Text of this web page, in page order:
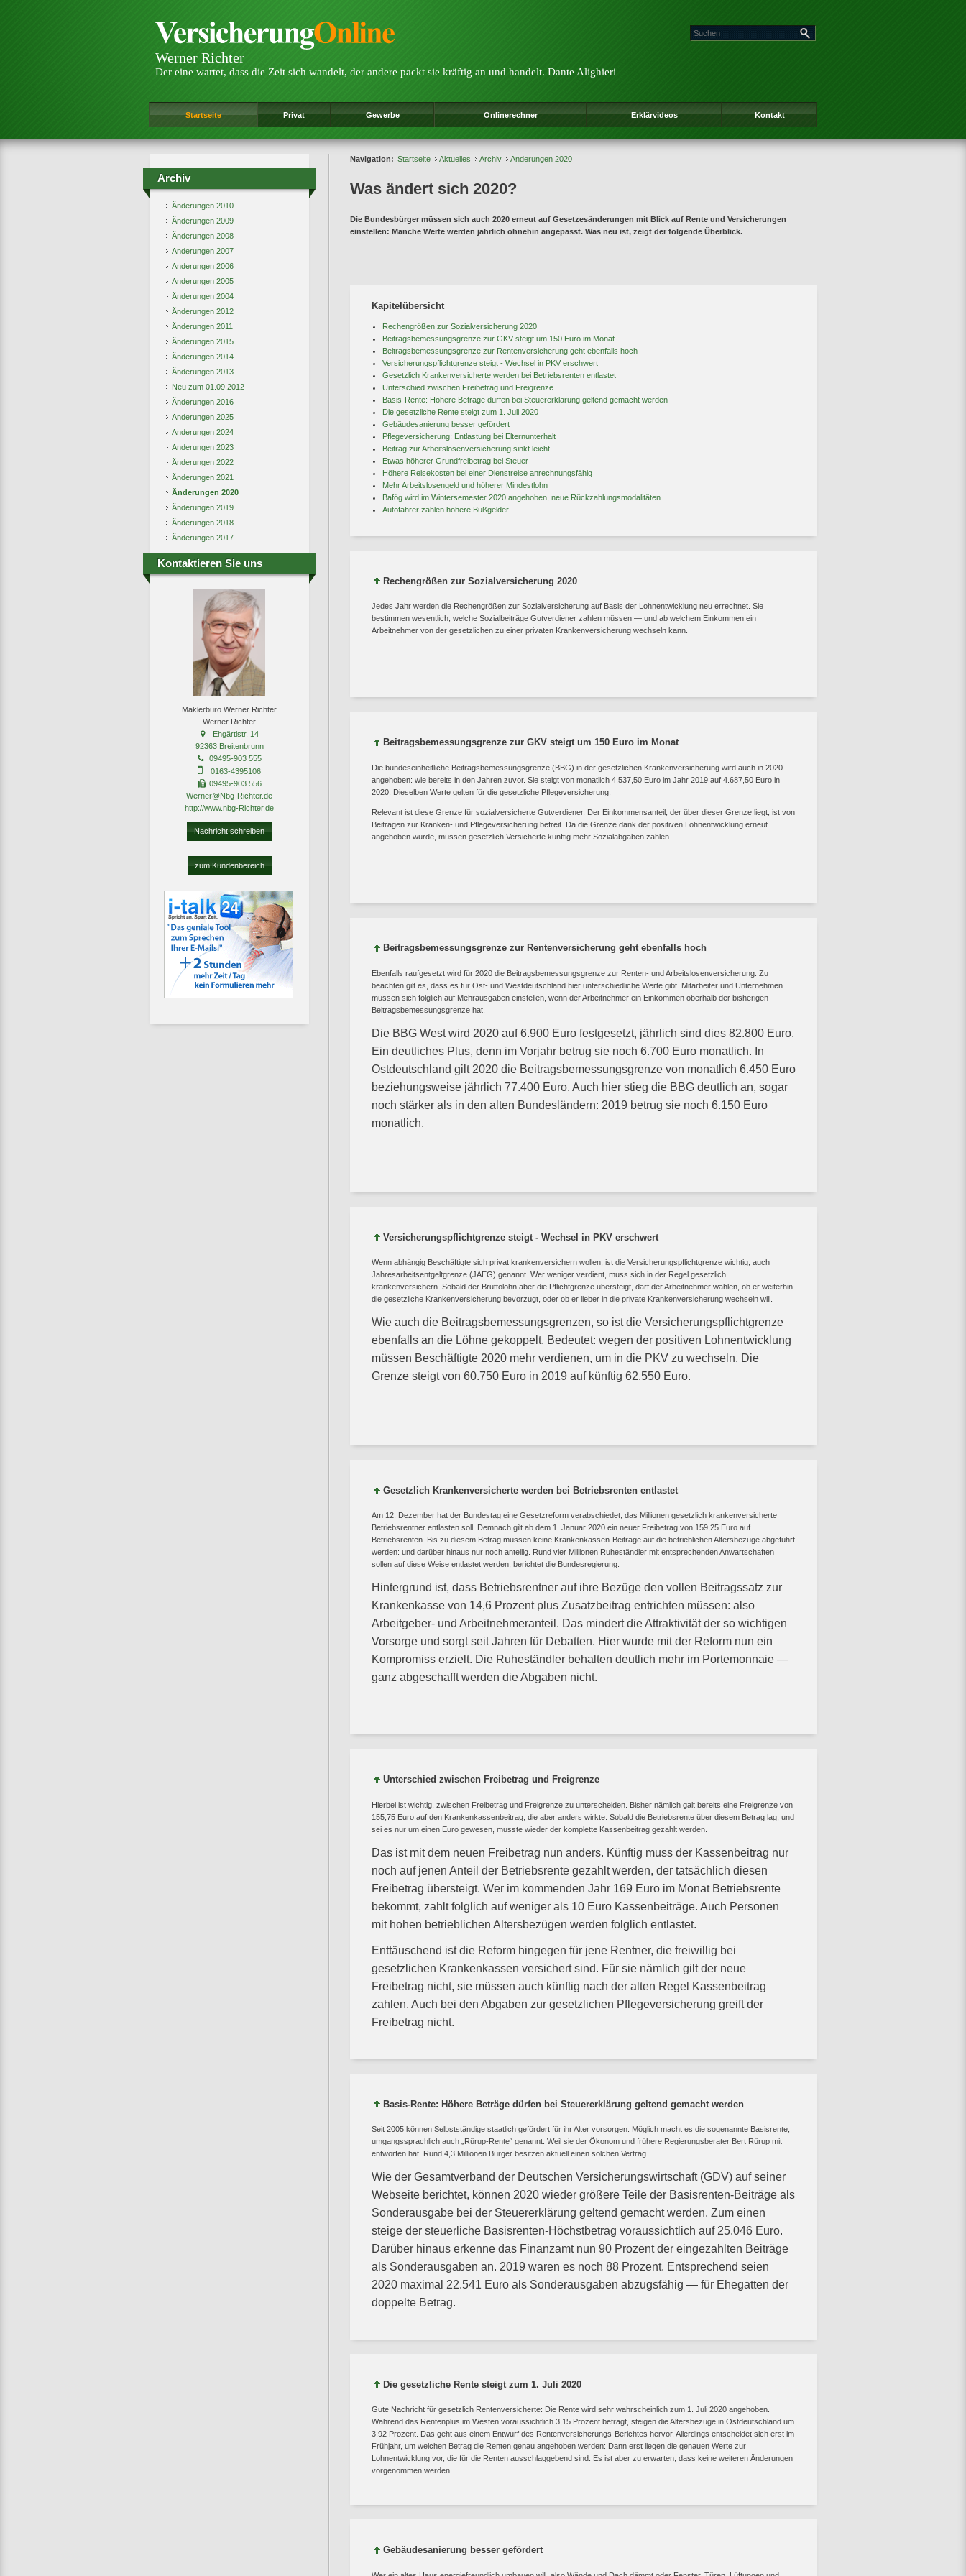
Werner Richter
Der eine wartet, dass die Zeit sich wandelt, der andere packt sie kräftig an und handelt. Dante Alighieri
Startseite Privat Gewerbe Onlinerechner Erklärvideos Kontakt
Archiv
Änderungen 2010
Änderungen 2009
Änderungen 2008
Änderungen 2007
Änderungen 2006
Änderungen 2005
Änderungen 2004
Änderungen 2012
Änderungen 2011
Änderungen 2015
Änderungen 2014
Änderungen 2013
Neu zum 01.09.2012
Änderungen 2016
Änderungen 2025
Änderungen 2024
Änderungen 2023
Änderungen 2022
Änderungen 2021
Änderungen 2020
Änderungen 2019
Änderungen 2018
Änderungen 2017
Kontaktieren Sie uns
Maklerbüro Werner Richter
Werner Richter
Ehgärtlstr. 14
92363 Breitenbrunn
09495-903 555
0163-4395106
09495-903 556
Werner@Nbg-Richter.de
http://www.nbg-Richter.de
Nachricht schreiben
zum Kundenbereich
Navigation: Startseite Aktuelles Archiv Änderungen 2020
Was ändert sich 2020?
Die Bundesbürger müssen sich auch 2020 erneut auf Gesetzesänderungen mit Blick auf Rente und Versicherungen
einstellen: Manche Werte werden jährlich ohnehin angepasst. Was neu ist, zeigt der folgende Überblick.
Kapitelübersicht
Rechengrößen zur Sozialversicherung 2020
Beitragsbemessungsgrenze zur GKV steigt um 150 Euro im Monat
Beitragsbemessungsgrenze zur Rentenversicherung geht ebenfalls hoch
Versicherungspflichtgrenze steigt - Wechsel in PKV erschwert
Gesetzlich Krankenversicherte werden bei Betriebsrenten entlastet
Unterschied zwischen Freibetrag und Freigrenze
Basis-Rente: Höhere Beträge dürfen bei Steuererklärung geltend gemacht werden
Die gesetzliche Rente steigt zum 1. Juli 2020
Gebäudesanierung besser gefördert
Pflegeversicherung: Entlastung bei Elternunterhalt
Beitrag zur Arbeitslosenversicherung sinkt leicht
Etwas höherer Grundfreibetrag bei Steuer
Höhere Reisekosten bei einer Dienstreise anrechnungsfähig
Mehr Arbeitslosengeld und höherer Mindestlohn
Bafög wird im Wintersemester 2020 angehoben, neue Rückzahlungsmodalitäten
Autofahrer zahlen höhere Bußgelder
Rechengrößen zur Sozialversicherung 2020
Jedes Jahr werden die Rechengrößen zur Sozialversicherung auf Basis der Lohnentwicklung neu errechnet. Sie
bestimmen wesentlich, welche Sozialbeiträge Gutverdiener zahlen müssen — und ab welchem Einkommen ein
Arbeitnehmer von der gesetzlichen zu einer privaten Krankenversicherung wechseln kann.
Beitragsbemessungsgrenze zur GKV steigt um 150 Euro im Monat
Die bundeseinheitliche Beitragsbemessungsgrenze (BBG) in der gesetzlichen Krankenversicherung wird auch in 2020
angehoben: wie bereits in den Jahren zuvor. Sie steigt von monatlich 4.537,50 Euro im Jahr 2019 auf 4.687,50 Euro in
2020. Dieselben Werte gelten für die gesetzliche Pflegeversicherung.
Relevant ist diese Grenze für sozialversicherte Gutverdiener. Der Einkommensanteil, der über dieser Grenze liegt, ist von
Beiträgen zur Kranken- und Pflegeversicherung befreit. Da die Grenze dank der positiven Lohnentwicklung erneut
angehoben wurde, müssen gesetzlich Versicherte künftig mehr Sozialabgaben zahlen.
Beitragsbemessungsgrenze zur Rentenversicherung geht ebenfalls hoch
Ebenfalls raufgesetzt wird für 2020 die Beitragsbemessungsgrenze zur Renten- und Arbeitslosenversicherung. Zu
beachten gilt es, dass es für Ost- und Westdeutschland hier unterschiedliche Werte gibt. Mitarbeiter und Unternehmen
müssen sich folglich auf Mehrausgaben einstellen, wenn der Arbeitnehmer ein Einkommen oberhalb der bisherigen
Beitragsbemessungsgrenze hat.
Die BBG West wird 2020 auf 6.900 Euro festgesetzt, jährlich sind dies 82.800 Euro.
Ein deutliches Plus, denn im Vorjahr betrug sie noch 6.700 Euro monatlich. In
Ostdeutschland gilt 2020 die Beitragsbemessungsgrenze von monatlich 6.450 Euro
beziehungsweise jährlich 77.400 Euro. Auch hier stieg die BBG deutlich an, sogar
noch stärker als in den alten Bundesländern: 2019 betrug sie noch 6.150 Euro
monatlich.
Versicherungspflichtgrenze steigt - Wechsel in PKV erschwert
Wenn abhängig Beschäftigte sich privat krankenversichern wollen, ist die Versicherungspflichtgrenze wichtig, auch
Jahresarbeitsentgeltgrenze (JAEG) genannt. Wer weniger verdient, muss sich in der Regel gesetzlich
krankenversichern. Sobald der Bruttolohn aber die Pflichtgrenze übersteigt, darf der Arbeitnehmer wählen, ob er weiterhin
die gesetzliche Krankenversicherung bevorzugt, oder ob er lieber in die private Krankenversicherung wechseln will.
Wie auch die Beitragsbemessungsgrenzen, so ist die Versicherungspflichtgrenze
ebenfalls an die Löhne gekoppelt. Bedeutet: wegen der positiven Lohnentwicklung
müssen Beschäftigte 2020 mehr verdienen, um in die PKV zu wechseln. Die
Grenze steigt von 60.750 Euro in 2019 auf künftig 62.550 Euro.
Gesetzlich Krankenversicherte werden bei Betriebsrenten entlastet
Am 12. Dezember hat der Bundestag eine Gesetzreform verabschiedet, das Millionen gesetzlich krankenversicherte
Betriebsrentner entlasten soll. Demnach gilt ab dem 1. Januar 2020 ein neuer Freibetrag von 159,25 Euro auf
Betriebsrenten. Bis zu diesem Betrag müssen keine Krankenkassen-Beiträge auf die betrieblichen Altersbezüge abgeführt
werden: und darüber hinaus nur noch anteilig. Rund vier Millionen Ruheständler mit entsprechenden Anwartschaften
sollen auf diese Weise entlastet werden, berichtet die Bundesregierung.
Hintergrund ist, dass Betriebsrentner auf ihre Bezüge den vollen Beitragssatz zur
Krankenkasse von 14,6 Prozent plus Zusatzbeitrag entrichten müssen: also
Arbeitgeber- und Arbeitnehmeranteil. Das mindert die Attraktivität der so wichtigen
Vorsorge und sorgt seit Jahren für Debatten. Hier wurde mit der Reform nun ein
Kompromiss erzielt. Die Ruheständler behalten deutlich mehr im Portemonnaie —
ganz abgeschafft werden die Abgaben nicht.
Unterschied zwischen Freibetrag und Freigrenze
Hierbei ist wichtig, zwischen Freibetrag und Freigrenze zu unterscheiden. Bisher nämlich galt bereits eine Freigrenze von
155,75 Euro auf den Krankenkassenbeitrag, die aber anders wirkte. Sobald die Betriebsrente über diesem Betrag lag, und
sei es nur um einen Euro gewesen, musste wieder der komplette Kassenbeitrag gezahlt werden.
Das ist mit dem neuen Freibetrag nun anders. Künftig muss der Kassenbeitrag nur
noch auf jenen Anteil der Betriebsrente gezahlt werden, der tatsächlich diesen
Freibetrag übersteigt. Wer im kommenden Jahr 169 Euro im Monat Betriebsrente
bekommt, zahlt folglich auf weniger als 10 Euro Kassenbeiträge. Auch Personen
mit hohen betrieblichen Altersbezügen werden folglich entlastet.
Enttäuschend ist die Reform hingegen für jene Rentner, die freiwillig bei
gesetzlichen Krankenkassen versichert sind. Für sie nämlich gilt der neue
Freibetrag nicht, sie müssen auch künftig nach der alten Regel Kassenbeitrag
zahlen. Auch bei den Abgaben zur gesetzlichen Pflegeversicherung greift der
Freibetrag nicht.
Basis-Rente: Höhere Beträge dürfen bei Steuererklärung geltend gemacht werden
Seit 2005 können Selbstständige staatlich gefördert für ihr Alter vorsorgen. Möglich macht es die sogenannte Basisrente,
umgangssprachlich auch „Rürup-Rente“ genannt: Weil sie der Ökonom und frühere Regierungsberater Bert Rürup mit
entworfen hat. Rund 4,3 Millionen Bürger besitzen aktuell einen solchen Vertrag.
Wie der Gesamtverband der Deutschen Versicherungswirtschaft (GDV) auf seiner
Webseite berichtet, können 2020 wieder größere Teile der Basisrenten-Beiträge als
Sonderausgabe bei der Steuererklärung geltend gemacht werden. Zum einen
steige der steuerliche Basisrenten-Höchstbetrag voraussichtlich auf 25.046 Euro.
Darüber hinaus erkenne das Finanzamt nun 90 Prozent der eingezahlten Beiträge
als Sonderausgaben an. 2019 waren es noch 88 Prozent. Entsprechend seien
2020 maximal 22.541 Euro als Sonderausgaben abzugsfähig — für Ehegatten der
doppelte Betrag.
Die gesetzliche Rente steigt zum 1. Juli 2020
Gute Nachricht für gesetzlich Rentenversicherte: Die Rente wird sehr wahrscheinlich zum 1. Juli 2020 angehoben.
Während das Rentenplus im Westen voraussichtlich 3,15 Prozent beträgt, steigen die Altersbezüge in Ostdeutschland um
3,92 Prozent. Das geht aus einem Entwurf des Rentenversicherungs-Berichtes hervor. Allerdings entscheidet sich erst im
Frühjahr, um welchen Betrag die Renten genau angehoben werden: Dann erst liegen die genauen Werte zur
Lohnentwicklung vor, die für die Renten ausschlaggebend sind. Es ist aber zu erwarten, dass keine weiteren Änderungen
vorgenommen werden.
Gebäudesanierung besser gefördert